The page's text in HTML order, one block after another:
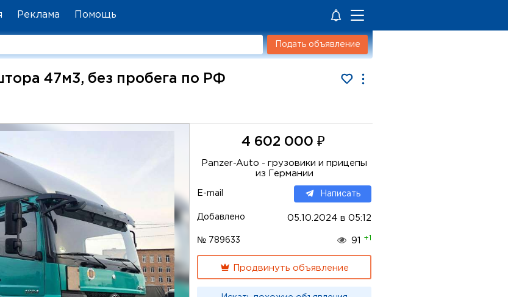
Реклама Помощь
Подать объявление
47м3, без пробега по РФ
4 602 000 ₽
Panzer-Auto - грузовики и прицепы
из Германии
E-mail Написать
Добавлено 05.10.2024 в 05:12
№ 789633 91 +1
Продвинуть объявление